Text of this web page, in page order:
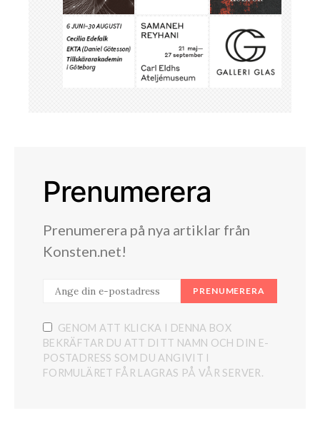
Prenumerera
Prenumerera på nya artiklar från
Konsten.net!
PRENUMERERA
GENOM ATT KLICKA I DENNA BOX
BEKRÄFTAR DU ATT DITT NAMN OCH DIN E-
POSTADRESS SOM DU ANGIVIT I
FORMULÄRET FÅR LAGRAS PÅ VÅR SERVER.